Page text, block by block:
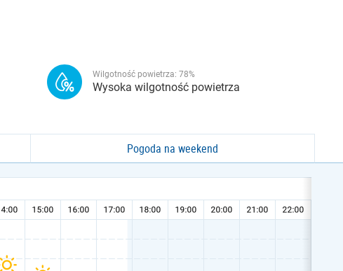
Wilgotność powietrza: 78%
Wysoka wilgotność powietrza
Pogoda na weekend